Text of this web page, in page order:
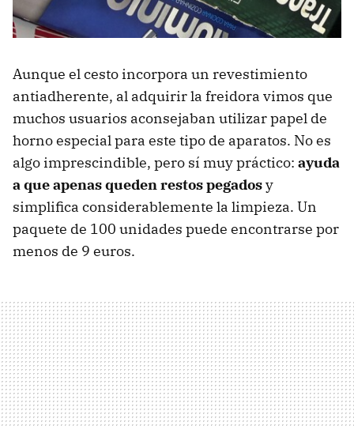
Aunque el cesto incorpora un revestimiento
antiadherente, al adquirir la freidora vimos que
muchos usuarios aconsejaban utilizar papel de
horno especial para este tipo de aparatos. No es
algo imprescindible, pero sí muy práctico: ayuda
a que apenas queden restos pegadosy
simplifica considerablemente la limpieza. Un
paquete de 100 unidades puede encontrarse por
menos de 9 euros.